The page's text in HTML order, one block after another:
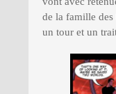
de la famille
un tour et un